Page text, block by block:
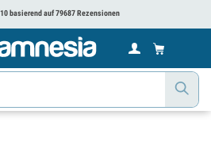
basierend auf 79687 Rezensionen